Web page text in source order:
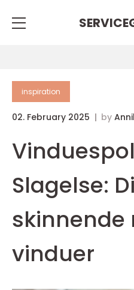
inspiration
02. February 2025 by
Slagelse:
skinnende
vinduer